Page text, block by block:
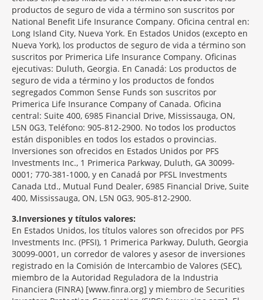
productos de seguro de vida a término son suscritos por
National Benefit Life Insurance Company. Oficina central en:
Long Island City, Nueva York. En Estados Unidos (excepto en
Nueva York), los productos de seguro de vida a término son
suscritos por Primerica Life Insurance Company. Oficinas
ejecutivas: Duluth, Georgia. En Canadá: Los productos de
seguro de vida a término y los productos de fondos
segregados Common Sense Funds son suscritos por
Primerica Life Insurance Company of Canada. Oficina
central: Suite 400, 6985 Financial Drive, Mississauga, ON,
L5N 0G3, Teléfono: 905-812-2900. No todos los productos
están disponibles en todos los estados o provincias.
Inversiones son ofrecidos en Estados Unidos por PFS
Investments Inc., 1 Primerica Parkway, Duluth, GA 30099-
0001; 770-381-1000, y en Canadá por PFSL Investments
Canada Ltd., Mutual Fund Dealer, 6985 Financial Drive, Suite
400, Mississauga, ON, L5N 0G3, 905-812-2900.
3 Inversiones y títulos valores:
En Estados Unidos, los títulos valores son ofrecidos por PFS
Investments Inc. (PFSI), 1 Primerica Parkway, Duluth, Georgia
30099-0001, un corredor de valores y asesor de inversiones
registrado en la Comisión de Intercambio de Valores (SEC),
miembro de la Autoridad Reguladora de la Industria
Financiera (FINRA) [www.finra.org] y miembro de Securities